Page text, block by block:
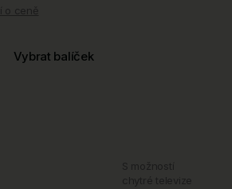
Vybrat balíček